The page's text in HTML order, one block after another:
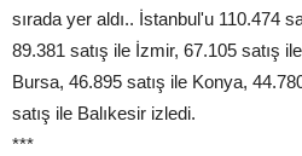
sırada yer aldı.. İstanbul'u 110.474
89.381 satış ile İzmir, 67.105 satış
Bursa, 46.895 satış ile Konya,
satış ile Balıkesir izledi.
***